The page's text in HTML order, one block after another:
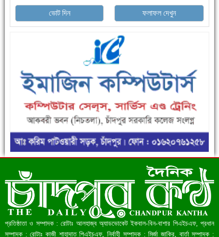
এক সপ্তাহে শনাক্ত বেড়েছে ৫৫%, মৃত্যু ৪৬%
ফরিদগঞ্জে ড্রেন ও সড়ক নির্মাণে ধীরগতি জনদুর্ভোগ চরমে
রেকর্ড ৪৫.৪৬ বিলিয়ন ডলারের রিজার্ভ
ভোট দিন ফলাফল দেখুন
প্রতিষ্ঠাতা ও সম্পাদক : রোটাঃ আলহাজ্ব অ্যাডভোকেট ইকবাল-বিন-বাশার পিএইচএফ, প্রধান
সম্পাদক : রোটাঃ কাজী শাহাদাত পিএইচএফ, নির্বাহী সম্পাদক : মির্জা জাকির, বার্তা সম্পাদক :